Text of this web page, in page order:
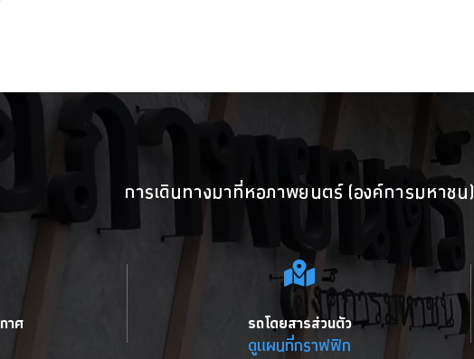
การเดินทางมาที่หอภาพยนตร์ (องค์การมหาชน)
าศ รถโดยสารส่วนตัว
ดูแผนที่กราฟฟิก